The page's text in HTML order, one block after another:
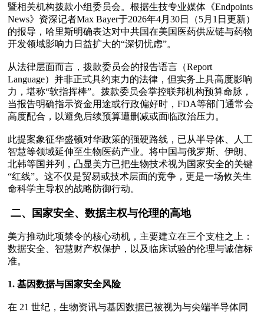
暨相关机构拨款小组委员会。根据生技专业媒体《Endpoints
News》资深记者Max Bayer于2026年4月30日（5月1日更新）
的报导，哈里斯明确表达对中共国在美国医药供应链与药物
开发领域影响力日益扩大的“深切忧虑”。
从法律层面而言，拨款委员会的报告语言（Report
Language）并非正式具约束力的法律，但实务上具高度影响
力，堪称“软指挥棒”。拨款委员会掌控联邦机构预算命脉，
当报告明确指示资金用途或行政偏好时，FDA等部门通常会
高度配合，以避免后续预算遭删减或面临政治压力。
此提案象征华盛顿对华政策的强硬路线，已从半导体、人工
智慧等领域延伸至生物医药产业。将中国与俄罗斯、伊朗、
北韩等国并列，凸显美方已把生物技术视为国家安全的关键
“红线”。这不仅是贸易或技术层面的竞争，更是一场攸关生
命科学主导权的战略防御行动。
二、国家安全、数据主权与伦理的高地
美方推动此项禁令的核心动机，主要建立在三个支柱之上：
数据安全、智慧财产权保护，以及临床试验的伦理与诚信标
准。
1. 基因数据与国家安全风险
在 21 世纪，生物资讯与基因数据已被视为与尖端半导体同